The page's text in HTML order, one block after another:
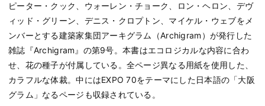
ピーター・クック、ウォーレン・チョーク、ロン・ヘロン、デヴ
ィッド・グリーン、デニス・クロプトン、マイケル・ウェブをメ
ンバーとする建築家集団アーキグラム（Archigram）が発行した
雑誌『Archigram』の第9号。本書はエコロジカルな内容に合わ
せ、花の種子が付属している。全ページ異なる用紙を使用した、
カラフルな体裁。中にはEXPO 70をテーマにした日本語の「大阪
グラム」なるページも収録されている。